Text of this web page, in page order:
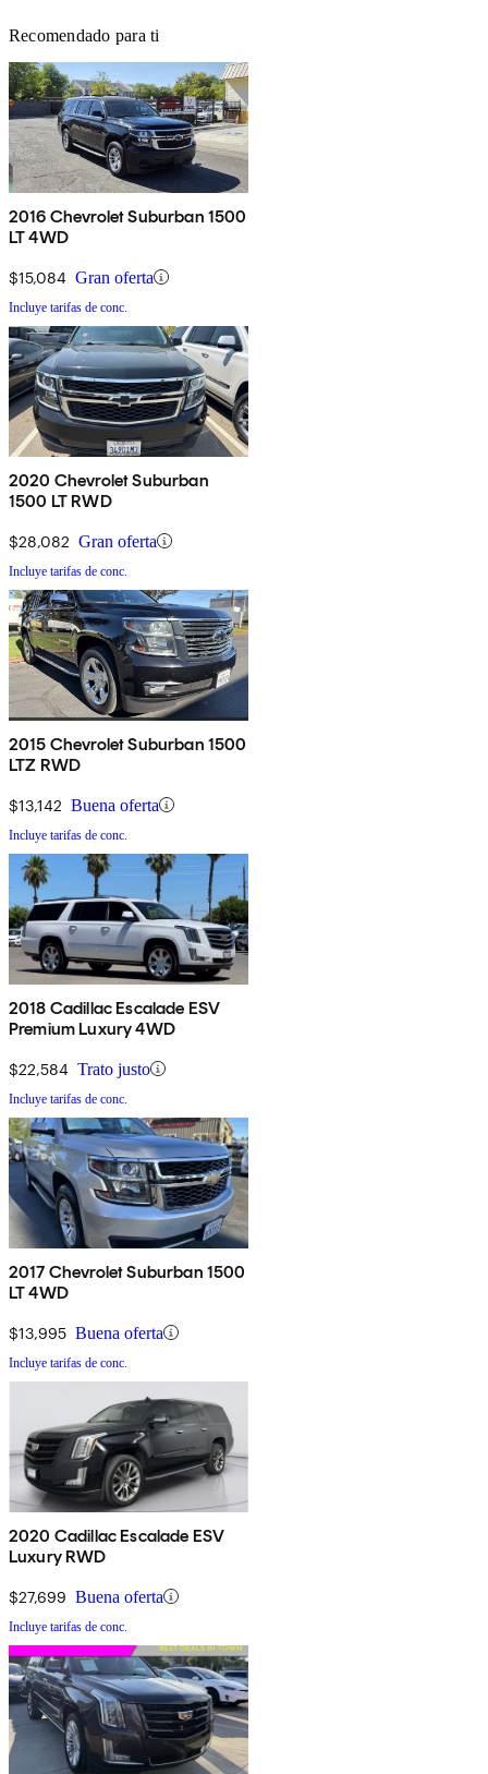
Recomendado para ti
2016 Chevrolet Suburban 1500
LT 4WD
$15,084 Gran oferta
Incluye tarifas de conc.
2020 Chevrolet Suburban
1500 LT RWD
$28,082 Gran oferta
Incluye tarifas de conc.
2015 Chevrolet Suburban 1500
LTZ RWD
$13,142 Buena oferta
Incluye tarifas de conc.
2018 Cadillac Escalade ESV
Premium Luxury 4WD
$22,584 Trato justo
Incluye tarifas de conc.
2017 Chevrolet Suburban 1500
LT 4WD
$13,995 Buena oferta
Incluye tarifas de conc.
2020 Cadillac Escalade ESV
Luxury RWD
$27,699 Buena oferta
Incluye tarifas de conc.